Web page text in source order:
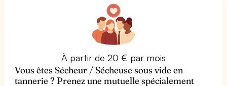
À partir de 20 € par mois
Vous êtes Sécheur / Sécheuse sous vide en
tannerie ? Prenez une mutuelle spécialement